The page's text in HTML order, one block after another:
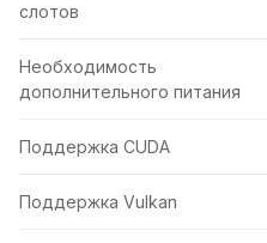
слотов
Необходимость
дополнительного питания
Поддержка CUDA
Поддержка Vulkan